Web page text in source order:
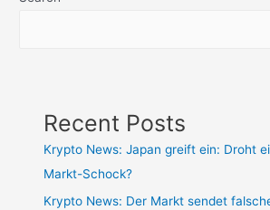
Recent Posts
Krypto News: Japan greift ein: Droht
Markt-Schock?
Krypto News: Der Markt sendet